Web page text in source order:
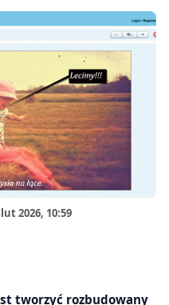
2026, 10:59
tworzyć rozbudowany